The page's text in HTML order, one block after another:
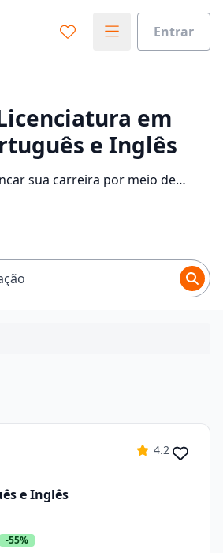
Entrar
em
e Inglês
sua carreira por meio de
4.2
e Inglês
-55%